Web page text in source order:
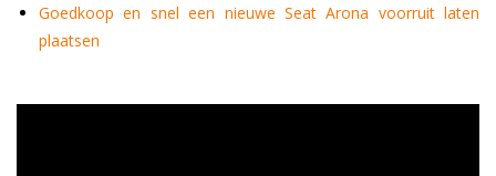
Goedkoop en snel een nieuwe Seat Arona voorruit laten
plaatsen